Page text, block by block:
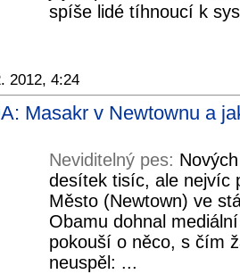
spíše lidé tíhnoucí k
2012, 4:24
Masakr v Newtownu a
Neviditelný pes:
desítek tisíc, ale nejvíc
Město (Newtown) ve
Obamu dohnal
pokouší o něco, s čím
neuspěl: ...